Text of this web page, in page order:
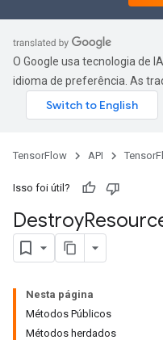
O Google usa tecnologia de
idioma de preferência. As
TensorFlow API
Isso foi útil?
Destroy
Nesta página
Métodos Públicos
Métodos herdados